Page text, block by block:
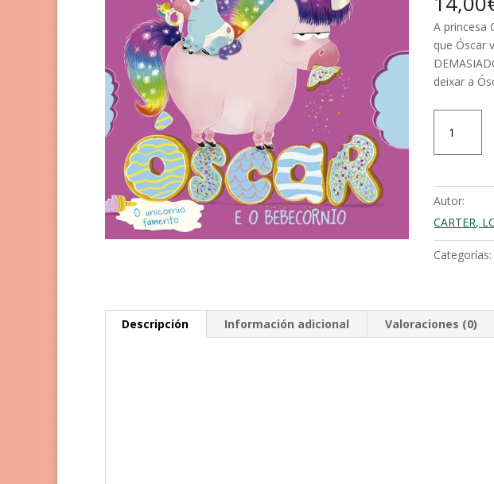
A princesa
que Óscar
deixar a
unicorno
e
o
bebecornio
cantidad
Autor:
CARTER,
Descripción Información adicional Valoraciones (0)